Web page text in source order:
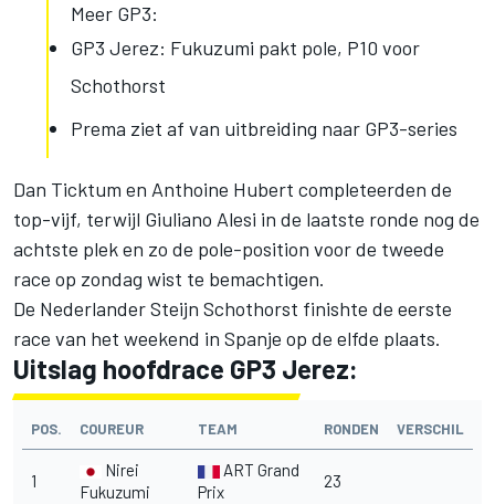
Meer GP3:
GP3 Jerez: Fukuzumi pakt pole, P10 voor
Schothorst
Prema ziet af van uitbreiding naar GP3-series
Dan Ticktum en Anthoine Hubert completeerden de
top-vijf, terwijl Giuliano Alesi in de laatste ronde nog de
achtste plek en zo de pole-position voor de tweede
race op zondag wist te bemachtigen.
De Nederlander Steijn Schothorst finishte de eerste
race van het weekend in Spanje op de elfde plaats.
Uitslag hoofdrace GP3 Jerez:
POS. COUREUR TEAM RONDEN VERSCHIL
1
Nirei
Fukuzumi
ART Grand
Prix
23